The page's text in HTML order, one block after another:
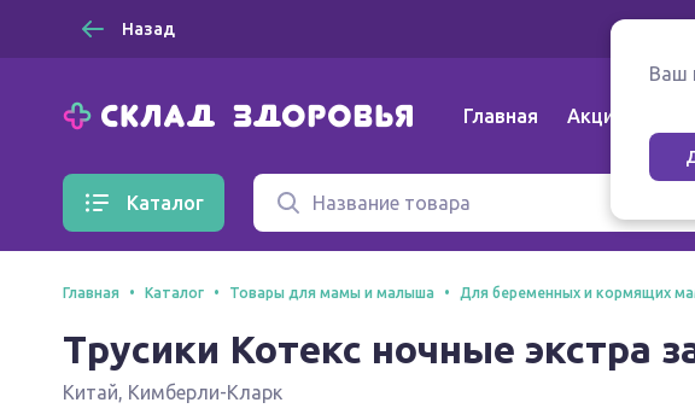
Назад
Главная Акции
Каталог
Ваш
Главная Каталог Товары для мамы и малыша Для беременных и кормящих
Трусики Котекс ночные экстра
Китай, Кимберли-Кларк